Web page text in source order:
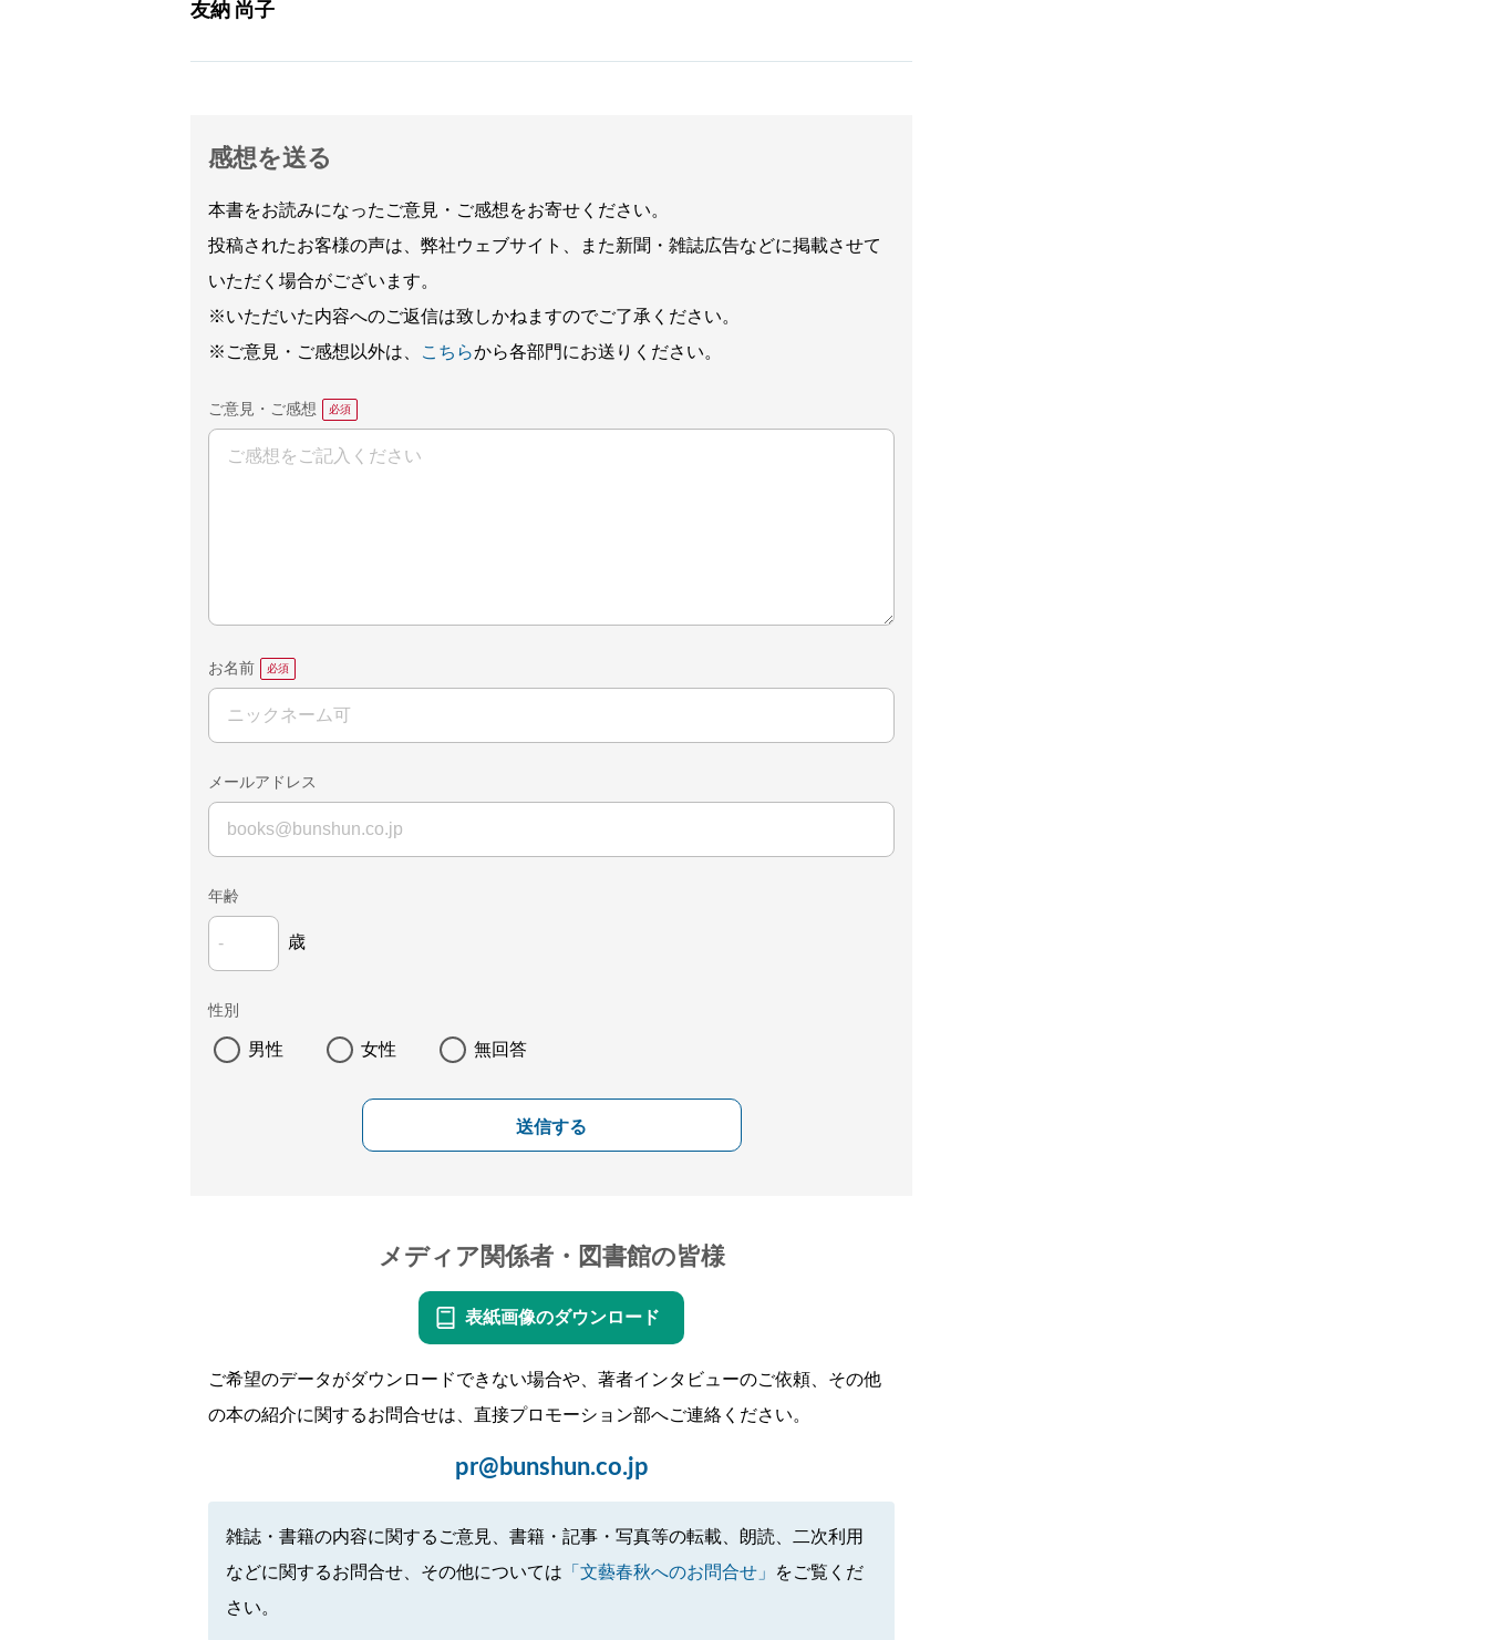
友納 尚子
感想を送る
本書をお読みになったご意見・ご感想をお寄せください。
投稿されたお客様の声は、弊社ウェブサイト、また新聞・雑誌広告などに掲載させて
いただく場合がございます。
※いただいた内容へのご返信は致しかねますのでご了承ください。
※ご意見・ご感想以外は、
こちらから各部門にお送りください。
ご意見・ご感想
お名前
メールアドレス
年齢
歳
性別
男性 女性 無回答
送信する
メディア関係者・図書館の皆様
表紙画像のダウンロード
ご希望のデータがダウンロードできない場合や、著者インタビューのご依頼、その他
の本の紹介に関するお問合せは、直接プロモーション部へご連絡ください。
pr@bunshun.co.jp
雑誌・書籍の内容に関するご意見、書籍・記事・写真等の転載、朗読、二次利用
などに関するお問合せ、その他については 「文藝春秋へのお問合せ」
をご覧くだ
さい。